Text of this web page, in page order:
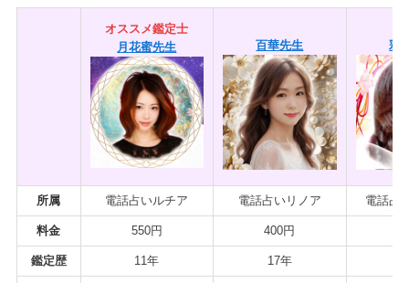
オススメ鑑定士
月花蜜先生
百華先生 彩
所属 電話占いルチア 電話占いリノア 電話占
料金 550円 400円
鑑定歴 11年 17年